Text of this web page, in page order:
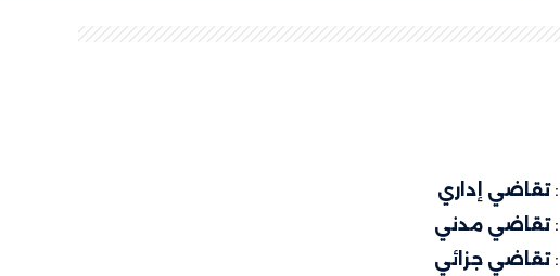
تقاضي إداري
تقاضي مدني
تقاضي جزائي